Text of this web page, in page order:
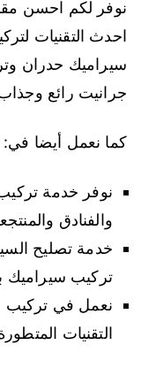
نوفر لكم احسن
احدث التقنيات
سيراميك حدران
جرانيت رائع
كما نعمل أيضا في:
نوفر خدمة
والفنادق
خدمة تصليح
تركيب سيراميك
نعمل في تركيب
التقنيات